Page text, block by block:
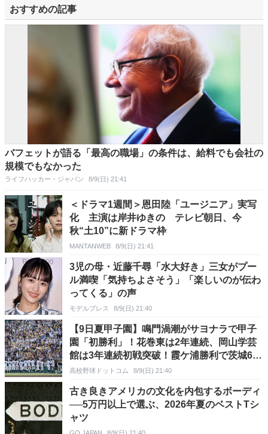
おすすめの記事
バフェットが語る「最高の職場」の条件は、給料でも会社の
規模でもなかった
ライフハッカー・ジャパン 8/9(日) 21:41
＜ドラマ1週間＞恩田陸「ユージニア」実写
化 主演は岸井ゆきの テレビ朝日、今
秋“土10”に新ドラマ枠
MANTANWEB 8/9(日) 21:41
3児の母・近藤千尋「水大好き」三女がプー
ル満喫「気持ちよさそう」「楽しいのが伝わ
ってくる」の声
モデルプレス 8/9(日) 21:40
【9日夏甲子園】鳴門渦潮がサヨナラで甲子
園「初勝利」！花巻東は2年連続、岡山学芸
館は3年連続初戦突破！霞ケ浦勝利で茨城60
勝！
高校野球ドットコム 8/9(日) 21:40
古き良きアメリカの文化を内包するボーディ
──5万円以上で選ぶ、2026年夏のベストTシ
ャツ